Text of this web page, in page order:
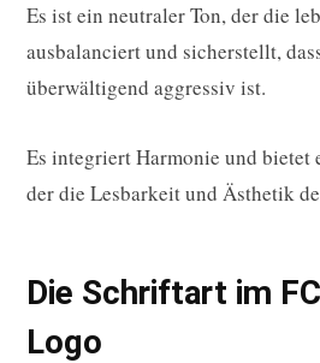
Es ist ein neutraler Ton, der die
ausbalanciert und sicherstellt,
überwältigend aggressiv ist.
Es integriert Harmonie und bietet
der die Lesbarkeit und Ästhetik
Die Schriftart im
Logo